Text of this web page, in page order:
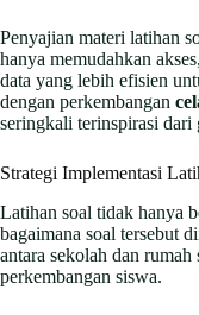
Penyajian materi latihan
hanya memudahkan
data yang lebih efisien
dengan perkembangan
seringkali terinspirasi dari
Strategi Implementasi
Latihan soal tidak hanya
bagaimana soal tersebut
antara sekolah dan
perkembangan siswa.